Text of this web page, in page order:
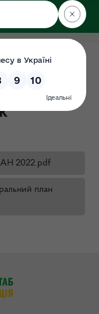
плану
2022.pdf
план